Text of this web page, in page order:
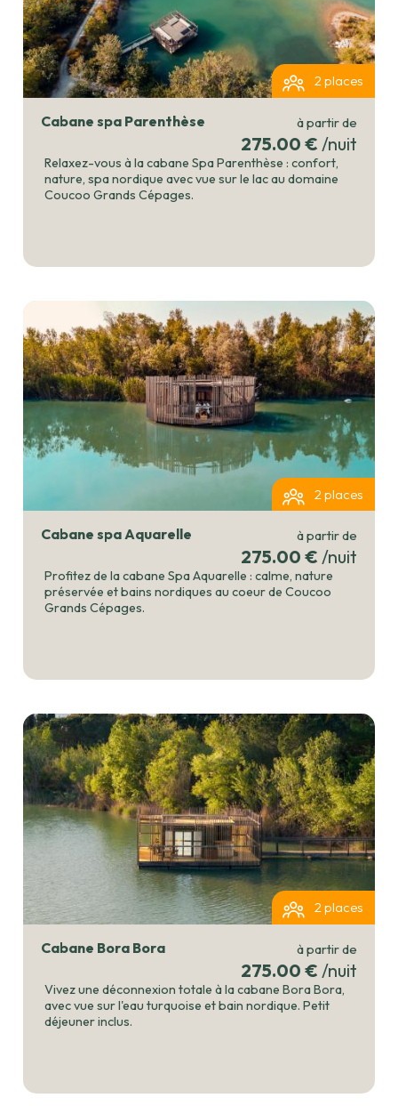
2 places
Cabane spa Parenthèse à partir de
275.00 € /nuit
Relaxez-vous à la cabane Spa Parenthèse : confort,
nature, spa nordique avec vue sur le lac au domaine
Coucoo Grands Cépages.
2 places
Cabane spa Aquarelle à partir de
275.00 € /nuit
Profitez de la cabane Spa Aquarelle : calme, nature
préservée et bains nordiques au coeur de Coucoo
Grands Cépages.
2 places
Cabane Bora Bora à partir de
275.00 € /nuit
Vivez une déconnexion totale à la cabane Bora Bora,
avec vue sur l'eau turquoise et bain nordique. Petit
déjeuner inclus.